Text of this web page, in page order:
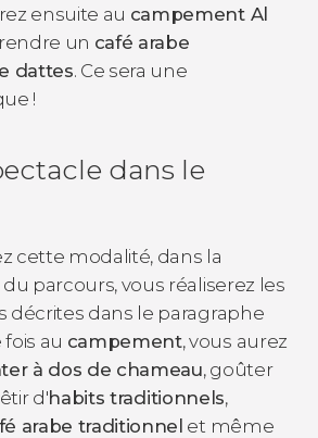
ensuite au campement Al
un café arabe
dattes. Ce sera une
!
dans le
cette modalité, dans la
parcours, vous réaliserez les
décrites dans le paragraphe
au campement, vous aurez
à dos de chameau, goûter
d'habits traditionnels,
arabe traditionnel et même